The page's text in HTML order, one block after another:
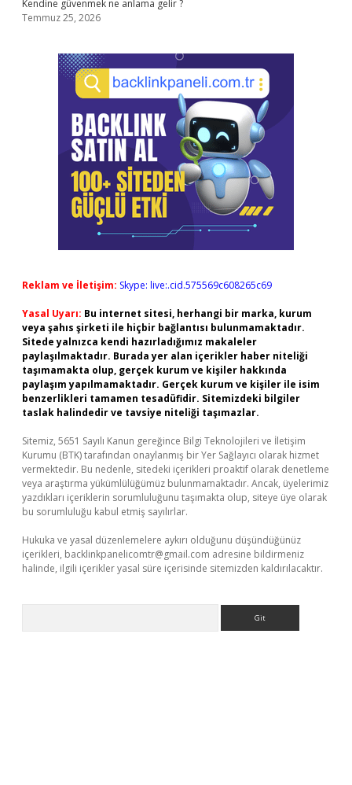
Kendine güvenmek ne anlama gelir ?
Temmuz 25, 2026
Reklam ve İletişim: Skype: live:.cid.575569c608265c69
Yasal Uyarı: Bu internet sitesi, herhangi bir marka, kurum
veya şahıs şirketi ile hiçbir bağlantısı bulunmamaktadır.
Sitede yalnızca kendi hazırladığımız makaleler
paylaşılmaktadır. Burada yer alan içerikler haber niteliği
taşımamakta olup, gerçek kurum ve kişiler hakkında
paylaşım yapılmamaktadır. Gerçek kurum ve kişiler ile isim
benzerlikleri tamamen tesadüfidir. Sitemizdeki bilgiler
taslak halindedir ve tavsiye niteliği taşımazlar.
Sitemiz, 5651 Sayılı Kanun gereğince Bilgi Teknolojileri ve İletişim
Kurumu (BTK) tarafından onaylanmış bir Yer Sağlayıcı olarak hizmet
vermektedir. Bu nedenle, sitedeki içerikleri proaktif olarak denetleme
veya araştırma yükümlülüğümüz bulunmamaktadır. Ancak, üyelerimiz
yazdıkları içeriklerin sorumluluğunu taşımakta olup, siteye üye olarak
bu sorumluluğu kabul etmiş sayılırlar.
Hukuka ve yasal düzenlemelere aykırı olduğunu düşündüğünüz
içerikleri, backlinkpanelicomtr@gmail.com adresine bildirmeniz
halinde, ilgili içerikler yasal süre içerisinde sitemizden kaldırılacaktır.